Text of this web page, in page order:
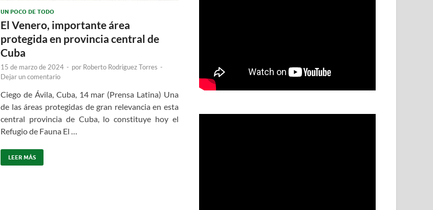
UN POCO DE TODO
El Venero, importante área
protegida en provincia central de
Cuba
15 de marzo de 2024 - por Roberto Rodriguez Torres -
Dejar un comentario
Ciego de Ávila, Cuba, 14 mar (Prensa Latina) Una
de las áreas protegidas de gran relevancia en esta
central provincia de Cuba, lo constituye hoy el
Refugio de Fauna El …
LEER MÁS